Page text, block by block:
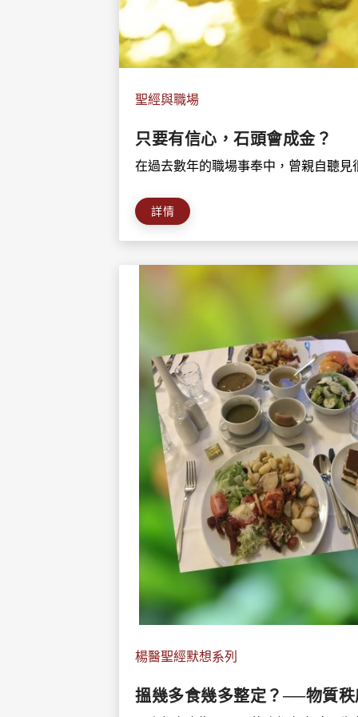
聖經與職場
只要有信心，石頭會成金？
在過去數年的職場事奉中，曾親自聽
詳情
楊醫聖經默想系列
搵幾多食幾多整定？──物質